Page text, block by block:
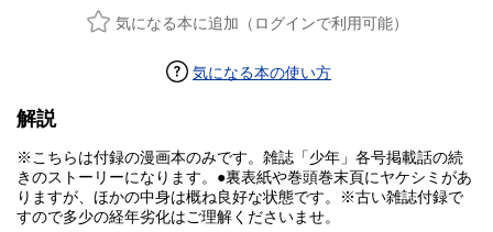
気になる本に追加（ログインで利用可能）
気になる本の使い方
解説
※こちらは付録の漫画本のみです。雑誌「少年」各号掲載話の続
きのストーリーになります。●裏表紙や巻頭巻末頁にヤケシミがあ
りますが、ほかの中身は概ね良好な状態です。※古い雑誌付録で
すので多少の経年劣化はご理解くださいませ。